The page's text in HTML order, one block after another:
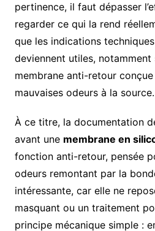
pertinence, il faut dépasser
regarder ce qui la rend
que les indications
deviennent utiles, notamment
membrane anti-retour
mauvaises odeurs à la source.
À ce titre, la documentation
avant une membrane en
fonction anti-retour, pensée
odeurs remontant par la
intéressante, car elle ne
masquant ou un traitement
principe mécanique simple :